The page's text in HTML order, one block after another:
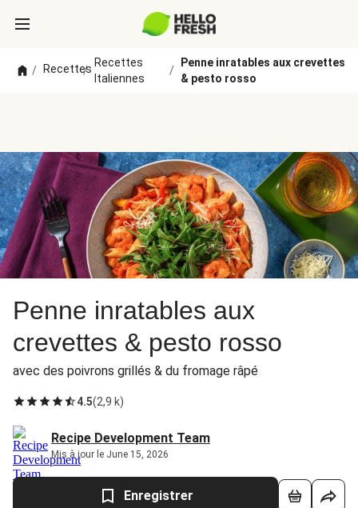
/ Recettes
/
Recettes
Italiennes
/
Penne inratables aux crevettes
& pesto rosso
Penne inratables aux
crevettes & pesto rosso
avec des poivrons grillés & du fromage râpé
4.5(2,9 k)
Recipe Development Team
Mis à jour le June 15, 2026
Enregistrer